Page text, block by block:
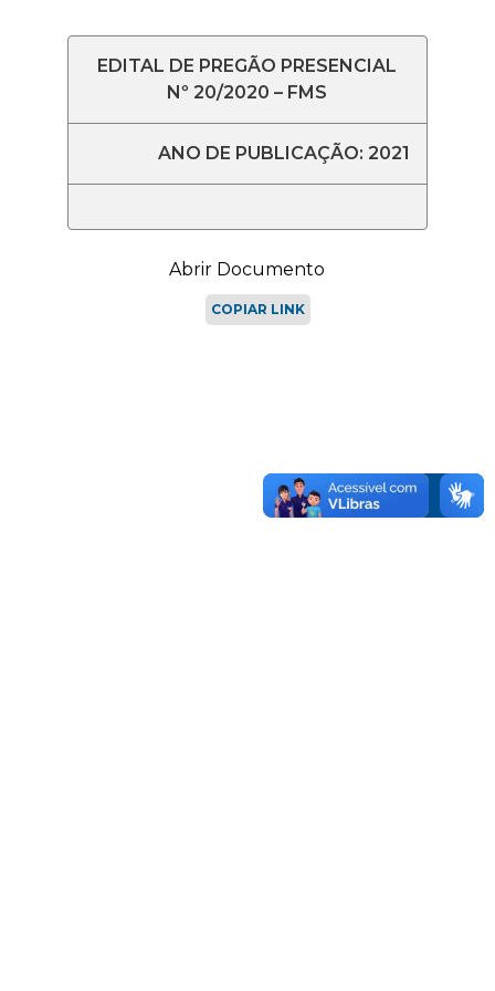
EDITAL DE PREGÃO PRESENCIAL
Nº 20/2020 – FMS
ANO DE PUBLICAÇÃO: 2021
Abrir Documento
COPIAR LINK